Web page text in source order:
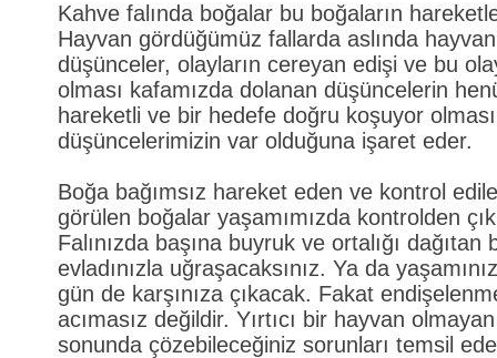
Kahve falında boğalar bu boğaların
Hayvan gördüğümüz fallarda aslında
düşünceler, olayların cereyan edişi ve bu
olması kafamızda dolanan düşüncelerin
hareketli ve bir hedefe doğru koşuyor
düşüncelerimizin var olduğuna işaret eder.
Boğa bağımsız hareket eden ve kontrol
görülen boğalar yaşamımızda kontrolden
Falınızda başına buyruk ve ortalığı
evladınızla uğraşacaksınız. Ya da
gün de karşınıza çıkacak. Fakat
acımasız değildir. Yırtıcı bir hayvan
sonunda çözebileceğiniz sorunları temsil